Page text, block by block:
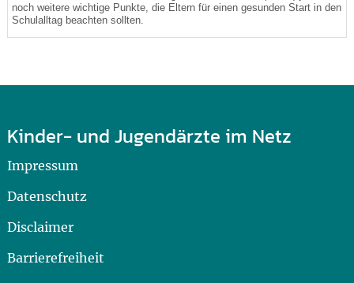
noch weitere wichtige Punkte, die Eltern für einen gesunden Start in den
Schulalltag beachten sollten.
Kinder- und Jugendärzte im Netz
Impressum
Datenschutz
Disclaimer
Barrierefreiheit